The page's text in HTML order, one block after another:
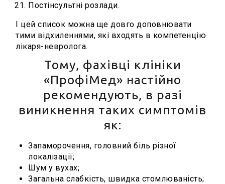
Постінсультні розлади.
І цей список можна ще довго доповнювати
тими відхиленнями, які входять в компетенцію
лікаря-невролога.
Тому, фахівці клініки
«ПрофіМед» настійно
рекомендують, в разі
виникнення таких симптомів
як:
Запаморочення, головний біль різної
локалізації;
Шум у вухах;
Загальна слабкість, швидка стомлюваність;